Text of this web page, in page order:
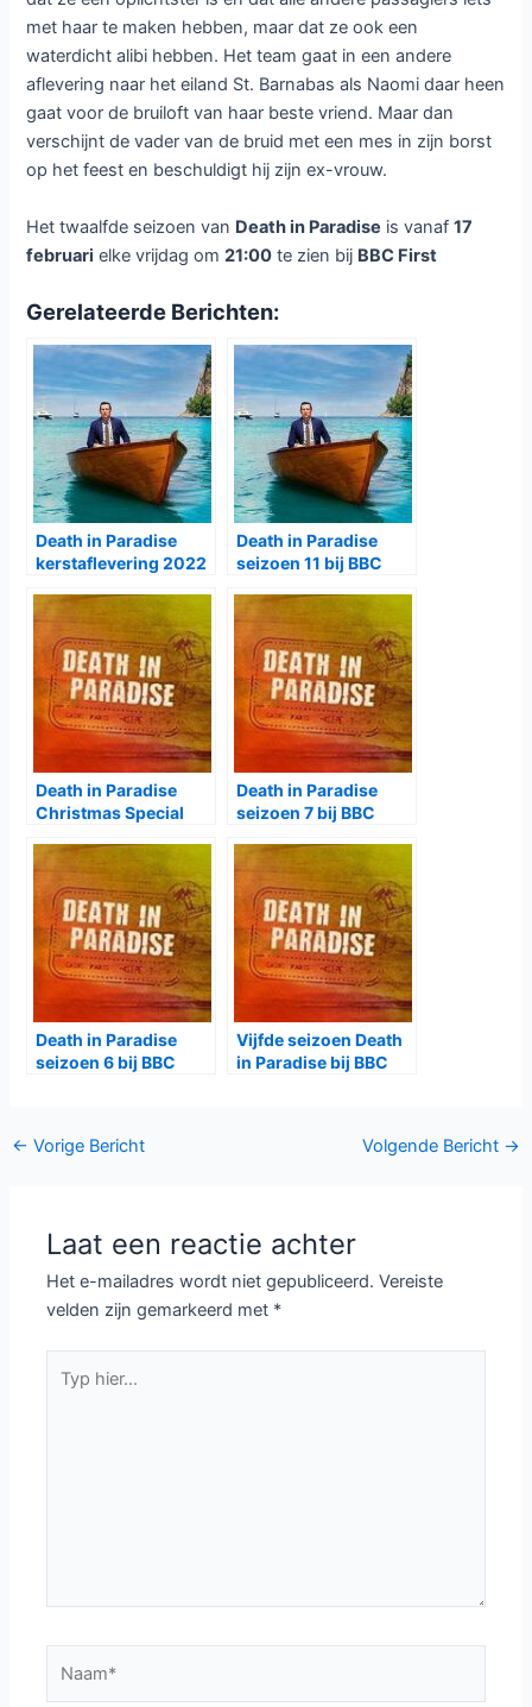
met haar te maken hebben, maar dat ze ook een
waterdicht alibi hebben. Het team gaat in een andere
aflevering naar het eiland St. Barnabas als Naomi daar heen
gaat voor de bruiloft van haar beste vriend. Maar dan
verschijnt de vader van de bruid met een mes in zijn borst
op het feest en beschuldigt hij zijn ex-vrouw.
Het twaalfde seizoen van Death in Paradise is vanaf17
februari elke vrijdag om21:00 te zien bij BBC First
Gerelateerde Berichten:
Death in Paradise
kerstaflevering 2022
Death in Paradise
seizoen 11 bij BBC
Death in Paradise
Christmas Special
Death in Paradise
seizoen 7 bij BBC
Death in Paradise
seizoen 6 bij BBC
Vijfde seizoen Death
in Paradise bij BBC
Bericht
← Vorige Bericht Volgende Bericht →
Laat een reactie achter
Het e-mailadres wordt niet gepubliceerd. Vereiste
velden zijn gemarkeerd met *
hier...